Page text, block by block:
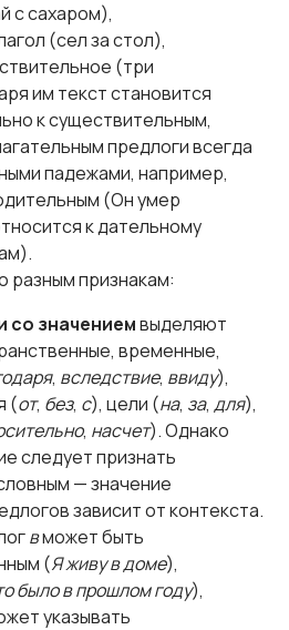
с сахаром),
(сел за стол),
(три
им текст становится
к существительным,
предлоги всегда
падежами, например,
(Он умер
к дательному
разным признакам:
со значениемвыделяют
временные,
, вследствие, ввиду),
(от, без, с), цели (на, за, для),
, насчет). Однако
следует признать
— значение
зависит от контекста.
вможет быть
(Я живу в доме),
было в прошлом году),
указывать